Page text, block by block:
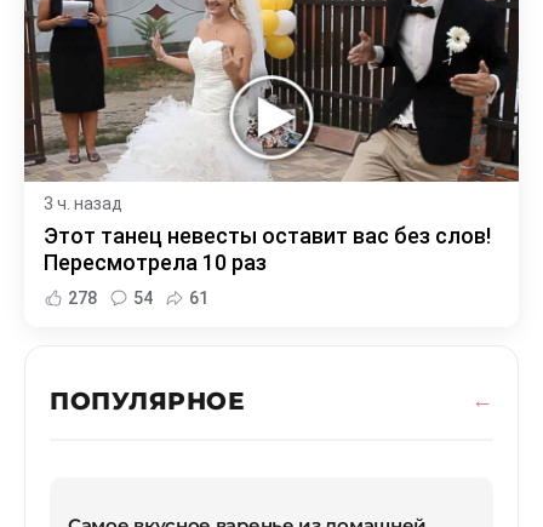
3 ч. назад
Этот танец невесты оставит вас без слов!
Пересмотрела 10 раз
278 54 61
ПОПУЛЯРНОЕ